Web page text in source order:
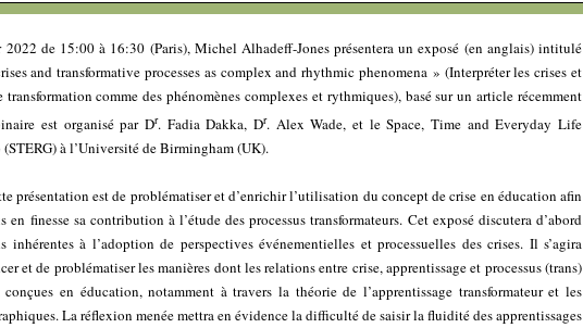
de 15:00 à 16:30 (Paris), Michel Alhadeff-Jones présentera un exposé (en anglais) intitulé
and transformative processes as complex and rhythmic phenomena » (Interpréter les crises et
transformation comme des phénomènes complexes et rythmiques), basé sur un article récemment
est organisé par Dr. Fadia Dakka, Dr. Alex Wade, et le Space, Time and Everyday Life
(STERG) à l’Université de Birmingham (UK).
présentation est de problématiser et d’enrichir l’utilisation du concept de crise en éducation afin
en finesse sa contribution à l’étude des processus transformateurs. Cet exposé discutera d’abord
inhérentes à l’adoption de perspectives événementielles et processuelles des crises. Il s’agira
et de problématiser les manières dont les relations entre crise, apprentissage et processus (trans)
conçues en éducation, notamment à travers la théorie de l’apprentissage transformateur et les
La réflexion menée mettra en évidence la difficulté de saisir la fluidité des apprentissages